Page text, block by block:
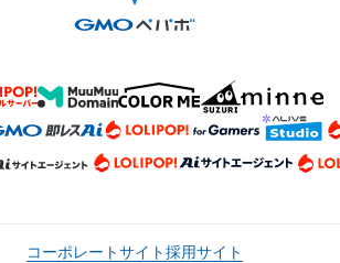
コーポレートサイト採用サイト